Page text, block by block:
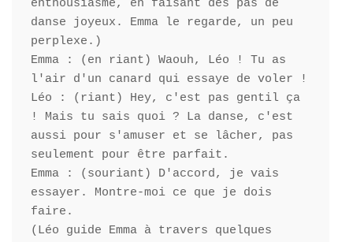
enthousiasme, en faisant des pas de
danse joyeux. Emma le regarde, un peu
perplexe.)
Emma : (en riant) Waouh, Léo ! Tu as
l'air d'un canard qui essaye de voler !
Léo : (riant) Hey, c'est pas gentil ça
! Mais tu sais quoi ? La danse, c'est
aussi pour s'amuser et se lâcher, pas
seulement pour être parfait.
Emma : (souriant) D'accord, je vais
essayer. Montre-moi ce que je dois
faire.
(Léo guide Emma à travers quelques